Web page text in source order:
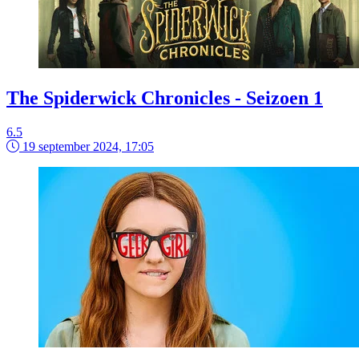
The Spiderwick Chronicles - Seizoen 1
6.5
19 september 2024, 17:05